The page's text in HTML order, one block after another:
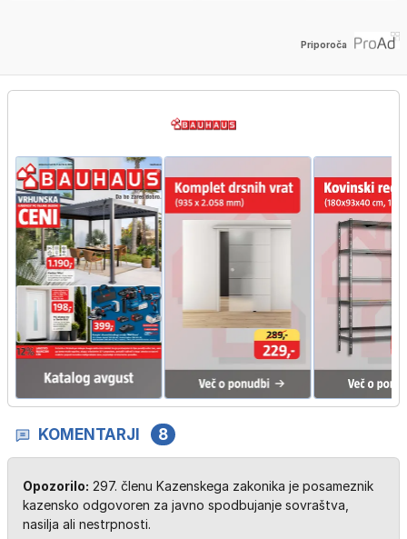
Priporoča
KOMENTARJI 8
Opozorilo: 297. členu Kazenskega zakonika je posameznik
kazensko odgovoren za javno spodbujanje sovraštva,
nasilja ali nestrpnosti.